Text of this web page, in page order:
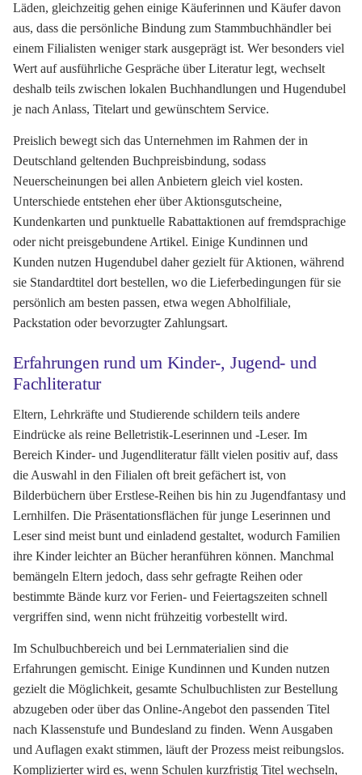
Läden, gleichzeitig gehen einige Käuferinnen und Käufer davon
aus, dass die persönliche Bindung zum Stammbuchhändler bei
einem Filialisten weniger stark ausgeprägt ist. Wer besonders viel
Wert auf ausführliche Gespräche über Literatur legt, wechselt
deshalb teils zwischen lokalen Buchhandlungen und Hugendubel
je nach Anlass, Titelart und gewünschtem Service.
Preislich bewegt sich das Unternehmen im Rahmen der in
Deutschland geltenden Buchpreisbindung, sodass
Neuerscheinungen bei allen Anbietern gleich viel kosten.
Unterschiede entstehen eher über Aktionsgutscheine,
Kundenkarten und punktuelle Rabattaktionen auf fremdsprachige
oder nicht preisgebundene Artikel. Einige Kundinnen und
Kunden nutzen Hugendubel daher gezielt für Aktionen, während
sie Standardtitel dort bestellen, wo die Lieferbedingungen für sie
persönlich am besten passen, etwa wegen Abholfiliale,
Packstation oder bevorzugter Zahlungsart.
Erfahrungen rund um Kinder-, Jugend- und
Fachliteratur
Eltern, Lehrkräfte und Studierende schildern teils andere
Eindrücke als reine Belletristik-Leserinnen und -Leser. Im
Bereich Kinder- und Jugendliteratur fällt vielen positiv auf, dass
die Auswahl in den Filialen oft breit gefächert ist, von
Bilderbüchern über Erstlese-Reihen bis hin zu Jugendfantasy und
Lernhilfen. Die Präsentationsflächen für junge Leserinnen und
Leser sind meist bunt und einladend gestaltet, wodurch Familien
ihre Kinder leichter an Bücher heranführen können. Manchmal
bemängeln Eltern jedoch, dass sehr gefragte Reihen oder
bestimmte Bände kurz vor Ferien- und Feiertagszeiten schnell
vergriffen sind, wenn nicht frühzeitig vorbestellt wird.
Im Schulbuchbereich und bei Lernmaterialien sind die
Erfahrungen gemischt. Einige Kundinnen und Kunden nutzen
gezielt die Möglichkeit, gesamte Schulbuchlisten zur Bestellung
abzugeben oder über das Online-Angebot den passenden Titel
nach Klassenstufe und Bundesland zu finden. Wenn Ausgaben
und Auflagen exakt stimmen, läuft der Prozess meist reibungslos.
Komplizierter wird es, wenn Schulen kurzfristig Titel wechseln,